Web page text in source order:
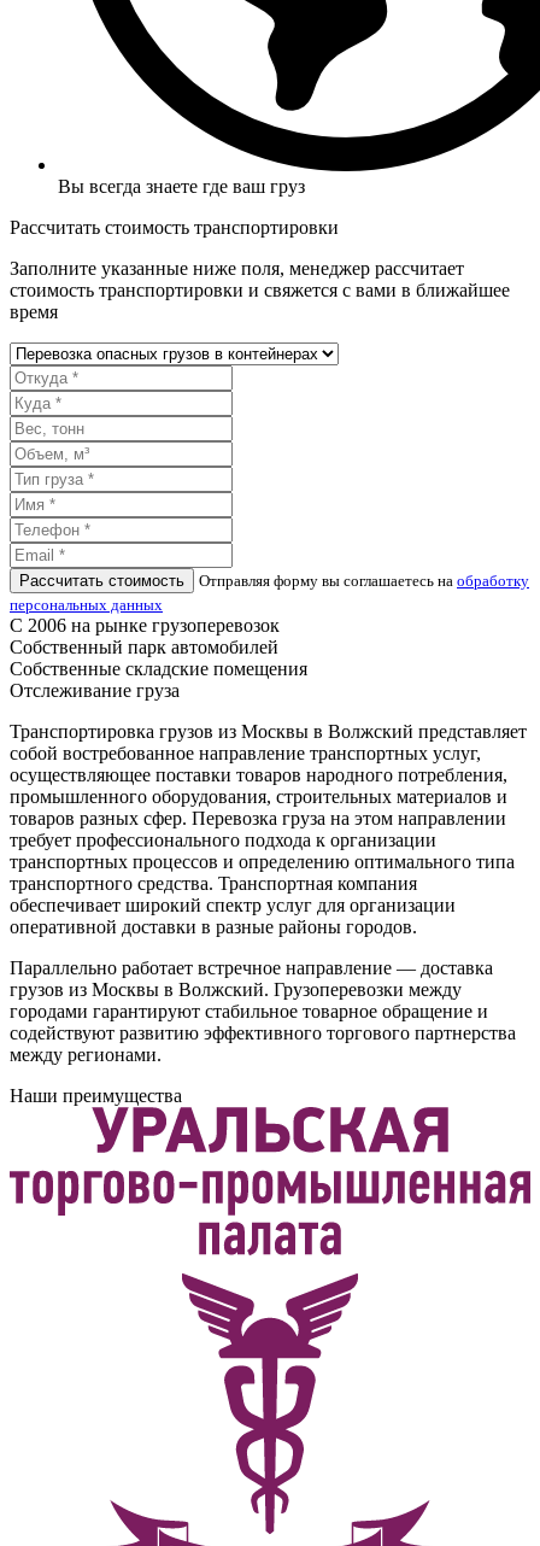
Вы всегда знаете где ваш груз
Рассчитать стоимость транспортировки
Заполните указанные ниже поля, менеджер рассчитает
стоимость транспортировки и свяжется с вами в ближайшее
время
Рассчитать стоимость Отправляя форму вы соглашаетесь на обработку
персональных данных
С 2006 на рынке грузоперевозок
Собственный парк автомобилей
Собственные складские помещения
Отслеживание груза
Транспортировка грузов из Москвы в Волжский представляет
собой востребованное направление транспортных услуг,
осуществляющее поставки товаров народного потребления,
промышленного оборудования, строительных материалов и
товаров разных сфер. Перевозка груза на этом направлении
требует профессионального подхода к организации
транспортных процессов и определению оптимального типа
транспортного средства. Транспортная компания
обеспечивает широкий спектр услуг для организации
оперативной доставки в разные районы городов.
Параллельно работает встречное направление — доставка
грузов из Москвы в Волжский. Грузоперевозки между
городами гарантируют стабильное товарное обращение и
содействуют развитию эффективного торгового партнерства
между регионами.
Наши преимущества